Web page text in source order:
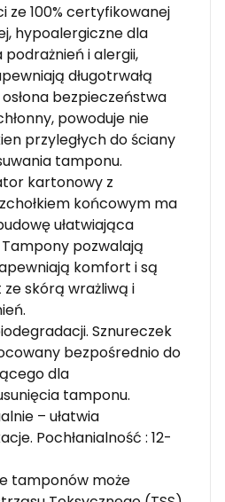
ze 100% certyfikowanej
hypoalergiczne dla
i alergii,
długotrwałą
bezpieczeństwa
powoduje nie
przyległych do ściany
tamponu.
kartonowy z
końcowym ma
ułatwiająca
pozwalają
komfort i są
skórą wrażliwą i
Sznureczek
bezpośrednio do
dla
tamponu.
– ułatwia
Pochłanialność : 12-
tamponów może